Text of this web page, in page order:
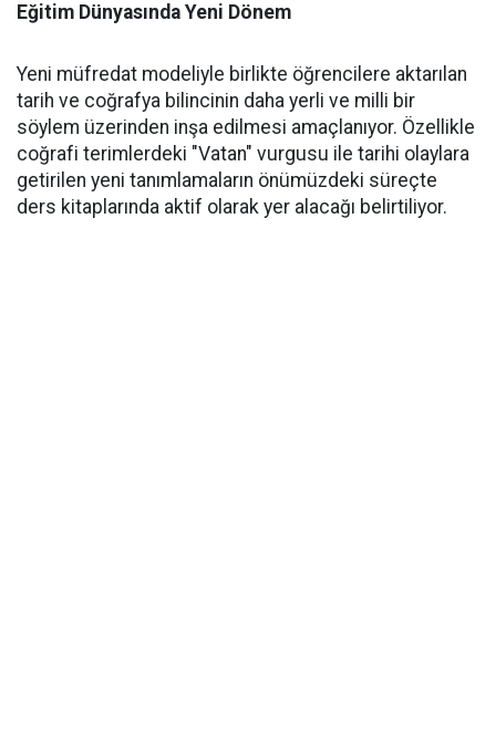
Eğitim Dünyasında Yeni Dönem
Yeni müfredat modeliyle birlikte öğrencilere aktarılan
tarih ve coğrafya bilincinin daha yerli ve milli bir
söylem üzerinden inşa edilmesi amaçlanıyor. Özellikle
coğrafi terimlerdeki "Vatan" vurgusu ile tarihi olaylara
getirilen yeni tanımlamaların önümüzdeki süreçte
ders kitaplarında aktif olarak yer alacağı belirtiliyor.